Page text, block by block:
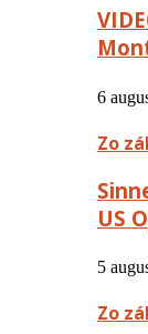
6
Zo
US
5
Zo